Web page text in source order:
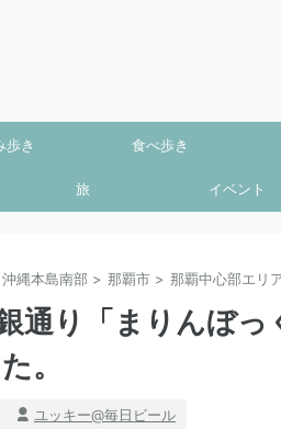
歩き 食べ歩き
旅 イベント
沖縄本島南部 > 那覇市 > 那覇中心部エリ
通り「まりんぼ
。
ユッキー@毎日ビール